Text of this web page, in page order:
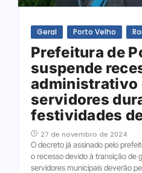
Geral Porto Velho
Prefeitura de
suspende
administrativo
servidores
festividades
27 de novembro de 2024
O decreto já assinado pelo
o recesso devido à transição de
servidores municipais deverão